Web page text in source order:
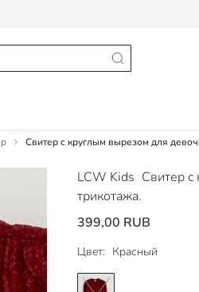
Свитер с круглым вырезом для
LCW Kids Свитер с
трикотажа.
399,00 RUB
Цвет: Красный